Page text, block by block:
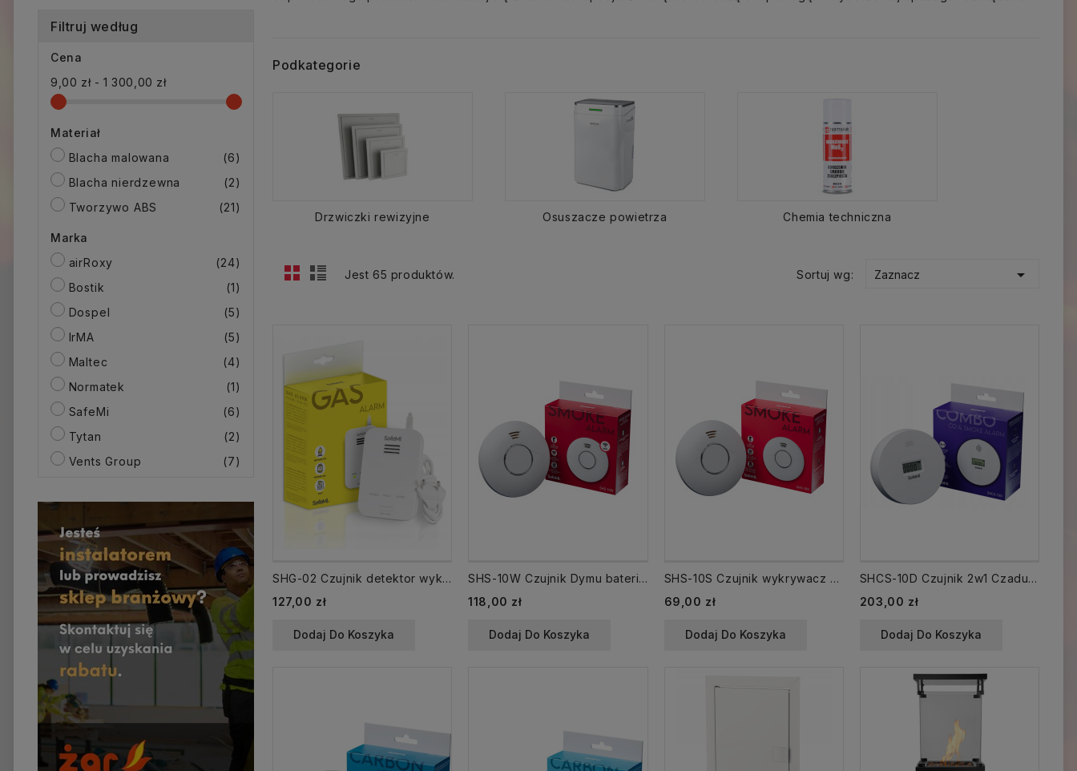
Filtruj według
Cena
9,00 zł - 1 300,00 zł
Materiał
Blacha malowana
(6)
Blacha nierdzewna
(2)
Tworzywo ABS
(21)
Marka
airRoxy
(24)
Bostik
(1)
Dospel
(5)
IrMA
(5)
Maltec
(4)
Normatek
(1)
SafeMi
(6)
Tytan
(2)
Vents Group
(7)
Podkategorie
Drzwiczki rewizyjne Osuszacze powietrza Chemia techniczna
Jest 65 produktów. Sortuj wg: Zaznacz 
SHG-02 Czujnik detektor wykrywacz gazu ziemnego i LPG zasilany z sieci
127,00 zł
Dodaj Do Koszyka
SHS-10W Czujnik Dymu baterie + Wi-Fi żywotność 10 lat SafeMi
118,00 zł
Dodaj Do Koszyka
SHS-10S Czujnik wykrywacz detektor Dymu z wbudowanym zasilaniem
69,00 zł
Dodaj Do Koszyka
SHCS-10D Czujnik 2w1 Czadu tlenku węgla CO i Dymu bateria litowa Wi-Fi żywotność 10 lat
203,00 zł
Dodaj Do Koszyka